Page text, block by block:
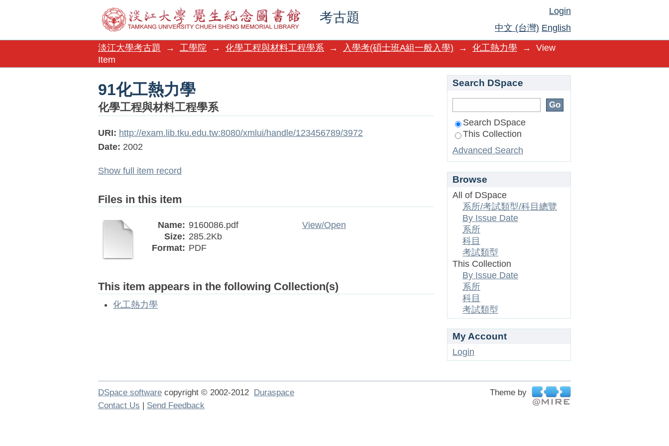
考古題
91化工熱力學
Login
中文 (台灣) English
淡江大學考古題
→ 工學院 → 化學工程與材料工程學系 → 入學考(碩士班A組一般入學) → 化工熱力學 →
View
Item
91化工熱力學
化學工程與材料工程學系
URI: http://exam.lib.tku.edu.tw:8080/xmlui/handle/123456789/3972
Date: 2002
Show full item record
Files in this item
Name: 9160086.pdf
Size: 285.2Kb
Format: PDF
View/Open
This item appears in the following Collection(s)
化工熱力學
Search DSpace
Search DSpace
This Collection
Advanced Search
Browse
All of DSpace
系所/考試類型/科目總覽
By Issue Date
系所
科目
考試類型
This Collection
By Issue Date
系所
科目
考試類型
My Account
Login
DSpace software copyright © 2002-2012 Duraspace
Theme by
Contact Us | Send Feedback